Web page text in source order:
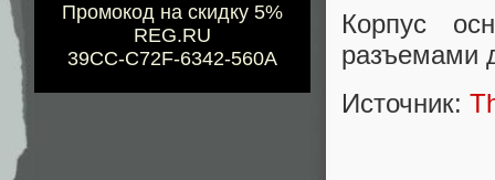
Промокод на скидку 5%
REG.RU
39CC-C72F-6342-560A
Корпус
разъемами
Источник: